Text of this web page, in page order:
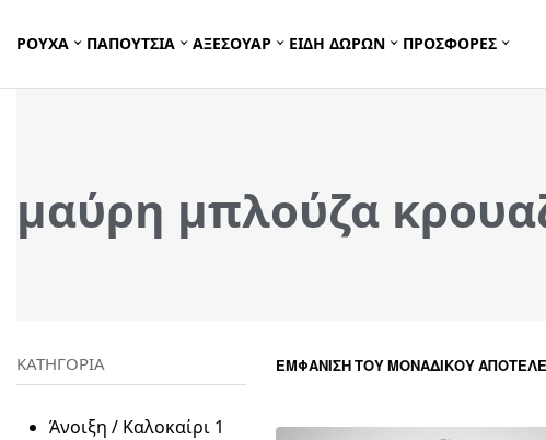
ΡΟΥΧΑ ΠΑΠΟΥΤΣΙΑ ΑΞΕΣΟΥΑΡ ΕΙΔΗ ΔΩΡΩΝ ΠΡΟΣΦΟΡΕΣ
μαύρη μπλούζα
ΚΑΤΗΓΟΡΙΑ
Άνοιξη / Καλοκαίρι 1
ΕΜΦΆΝΙΣΗ ΤΟΥ ΜΟΝΑΔΙΚΟΎ